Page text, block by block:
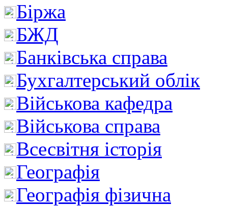
Біржа
БЖД
Банківська справа
Бухгалтерський облік
Військова кафедра
Військова справа
Всесвітня історія
Географія
Географія фізична